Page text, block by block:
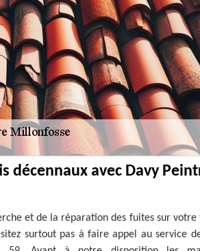
décennaux avec Davy
et de la réparation des fuites sur
surtout pas à faire appel au service